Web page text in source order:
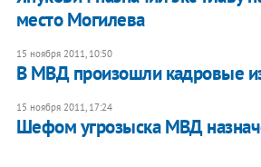
место Могилева
15 ноября 2011, 10:50
В МВД произошли кадровые
15 ноября 2011, 17:24
Шефом угрозыска МВД